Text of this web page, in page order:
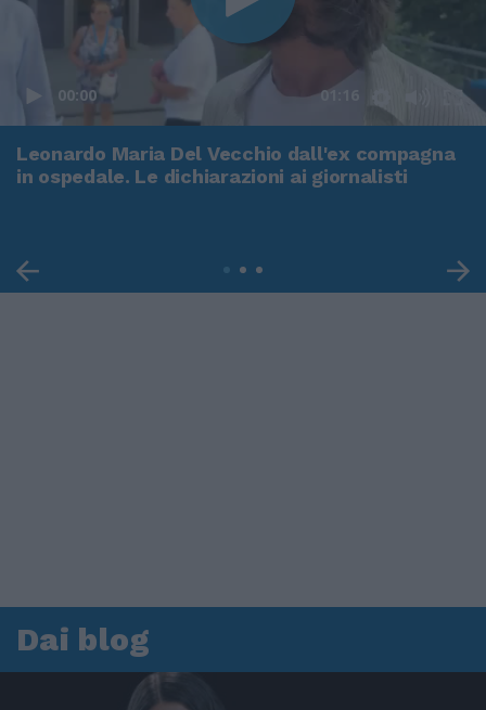
00:00 01:16
Leonardo Maria Del Vecchio dall'ex compagna
in ospedale. Le dichiarazioni ai giornalisti
Dai blog